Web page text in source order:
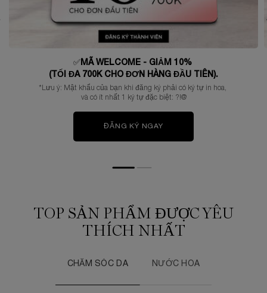
✅MÃ WELCOME - GIẢM 10%
(TỐI ĐA 700K CHO ĐƠN HÀNG ĐẦU TIÊN).
*Lưu ý: Mật khẩu của bạn khi đăng ký phải có ký tự in hoa,
và có ít nhất 1 ký tự đặc biệt: ?!@
ĐĂNG KÝ NGAY
TOP SẢN PHẨM ĐƯỢC YÊU
THÍCH NHẤT
CHĂM SÓC DA NƯỚC HOA